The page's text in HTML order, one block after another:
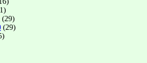
(29)
(29)